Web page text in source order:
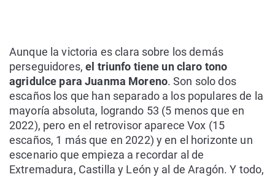
Aunque la victoria es clara sobre los demás
perseguidores,el triunfo tiene un claro tono
agridulce para Juanma Moreno. Son solo dos
escaños los que han separado a los populares de la
mayoría absoluta, logrando 53 (5 menos que en
2022), pero en el retrovisor aparece Vox (15
escaños, 1 más que en 2022) y en el horizonte un
escenario que empieza a recordar al de
Extremadura, Castilla y León y al de Aragón. Y todo,